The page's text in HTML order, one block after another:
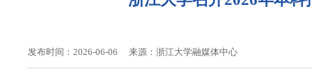
发布时间：2026-06-06 来源：浙江大学融媒体中心